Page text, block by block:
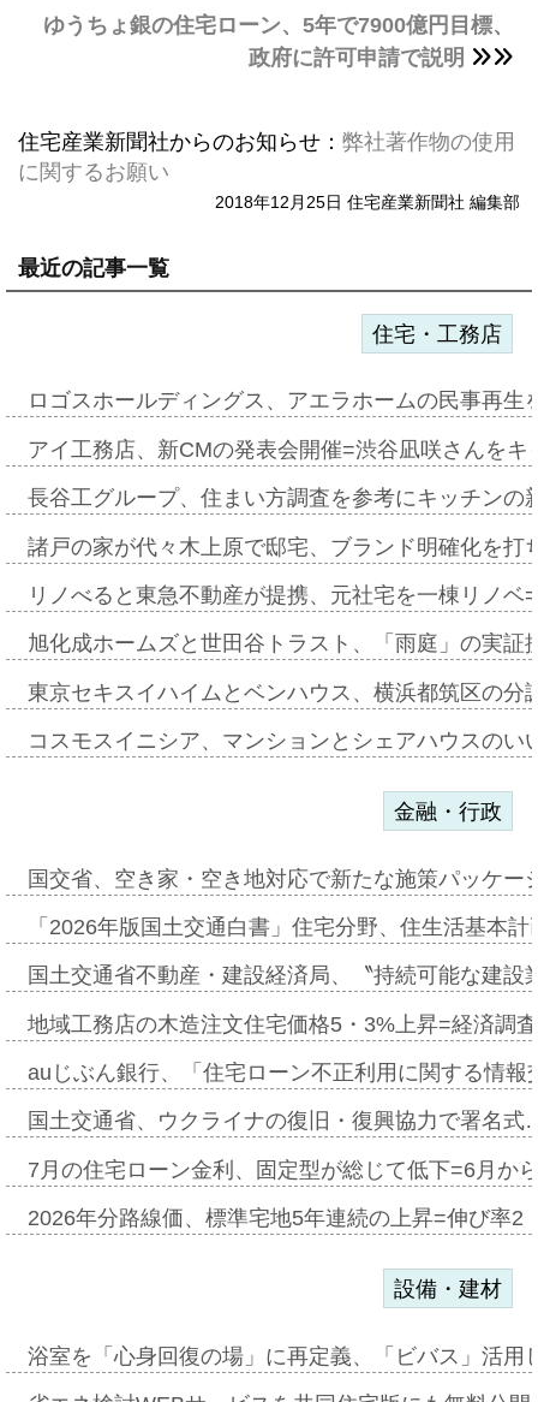
ゆうちょ銀の住宅ローン、5年で7900億円目標、
政府に許可申請で説明
住宅産業新聞社からのお知らせ： 弊社著作物の使用
に関するお願い
2018年12月25日 住宅産業新聞社 編集部
最近の記事一覧
住宅・工務店
ロゴスホールディングス、アエラホームの民事再
アイ工務店、新CMの発表会開催=渋谷凪咲さんを
長谷工グループ、住まい方調査を参考にキッチン
諸戸の家が代々木上原で邸宅、ブランド明確化を
リノべると東急不動産が提携、元社宅を一棟リノ
旭化成ホームズと世田谷トラスト、「雨庭」の実
東京セキスイハイムとベンハウス、横浜都筑区の
コスモスイニシア、マンションとシェアハウスの
金融・行政
国交省、空き家・空き地対応で新たな施策パッケ
「2026年版国土交通白書」住宅分野、住生活基本
国土交通省不動産・建設経済局、〝持続可能な建
地域工務店の木造注文住宅価格5・3%上昇=経済調
auじぶん銀行、「住宅ローン不正利用に関する情
国土交通省、ウクライナの復旧・復興協力で署名
7月の住宅ローン金利、固定型が総じて低下=6月か
2026年分路線価、標準宅地5年連続の上昇=伸び率
設備・建材
浴室を「心身回復の場」に再定義、「ビバス」活